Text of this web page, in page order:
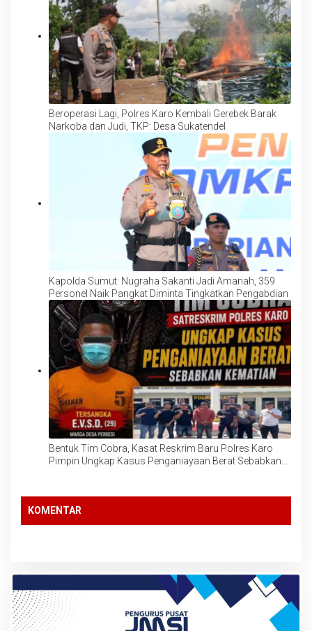
Beroperasi Lagi, Polres Karo Kembali Gerebek Barak
Narkoba dan Judi, TKP: Desa Sukatendel
Kapolda Sumut: Nugraha Sakanti Jadi Amanah, 359
Personel Naik Pangkat Diminta Tingkatkan Pengabdian
Bentuk Tim Cobra, Kasat Reskrim Baru Polres Karo
Pimpin Ungkap Kasus Penganiayaan Berat Sebabkan
KOMENTAR